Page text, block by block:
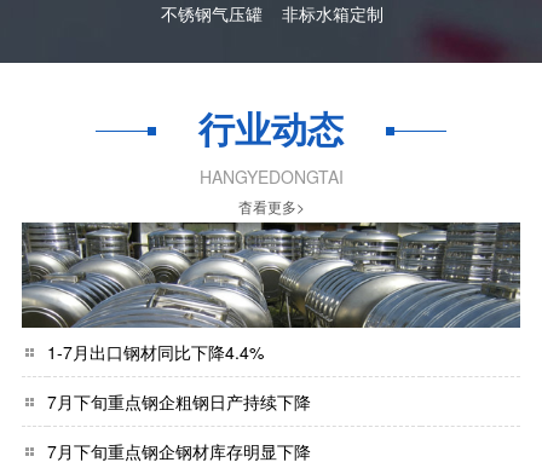
不锈钢气压罐
非标水箱定制
行业动态
HANGYEDONGTAI
杳看更多>
1-7月出口钢材同比下降4.4%
7月下旬重点钢企粗钢日产持续下降
7月下旬重点钢企钢材库存明显下降